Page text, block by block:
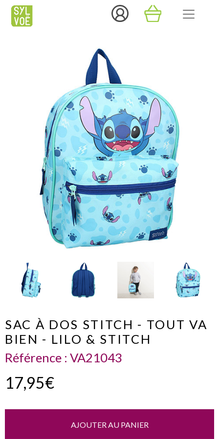
SAC À DOS STITCH - TOUT VA
BIEN - LILO & STITCH
Référence : VA21043
17,95€
AJOUTER AU PANIER